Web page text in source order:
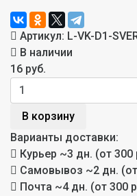
Артикул: L-VK-D1-
В наличии
16 руб.
В корзину
Варианты доставки:
Курьер ~3 дн. (от 300
Самовывоз ~2 дн.
Почта ~4 дн. (от 300